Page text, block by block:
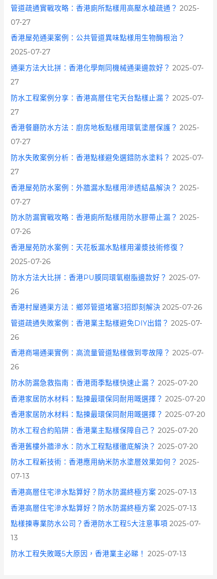
管道疏通實戰攻略：香港廁所點樣用高壓水槍疏通？ 2025-
07-27
香港屋苑通渠案例：公共管道異味點樣用生物酶根治？
2025-07-27
通渠方法大比拼：香港化學劑同機械通渠邊款好？ 2025-07-
27
防水工程案例分享：香港高層住宅天台點樣止漏？ 2025-07-
27
香港餐廳防水方法：廚房地板點樣用環氧塗層保護？ 2025-
07-27
防水失敗案例分析：香港點樣避免選錯防水塗料？ 2025-07-
27
香港屋苑防水案例：外牆漏水點樣用滲透結晶解決？ 2025-
07-27
防水防漏實戰攻略：香港廁所點樣用防水膠帶止漏？ 2025-
07-26
香港屋苑防水案例：天花板漏水點樣用灌漿技術修復？
2025-07-26
防水方法大比拼：香港PU膜同環氧樹脂邊款好？ 2025-07-
26
香港村屋通渠方法：鄉郊管道堵塞3招即刻解決 2025-07-26
管道疏通失敗案例：香港業主點樣避免DIY出錯？ 2025-07-
26
香港商場通渠實例：高流量管道點樣做到零故障？ 2025-07-
26
防水防漏急救指南：香港雨季點樣快速止漏？ 2025-07-20
香港家居防水材料：點揀最環保同耐用嘅選擇？ 2025-07-20
香港家居防水材料：點揀最環保同耐用嘅選擇？ 2025-07-20
防水工程合約陷阱：香港業主點樣保障自己？ 2025-07-20
香港舊樓外牆滲水：防水工程點樣徹底解決？ 2025-07-20
防水工程新技術：香港應用納米防水塗層效果如何？ 2025-
07-13
香港高層住宅滲水點算好？防水防漏終極方案 2025-07-13
香港高層住宅滲水點算好？防水防漏終極方案 2025-07-13
點樣揀專業防水公司？香港防水工程5大注意事項 2025-07-
13
防水工程失敗嘅5大原因，香港業主必睇！
2025-07-13